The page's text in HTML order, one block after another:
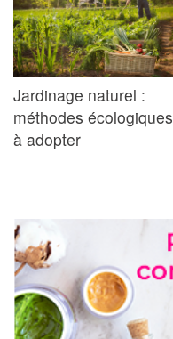
Jardinage naturel :
méthodes écologiques
à adopter